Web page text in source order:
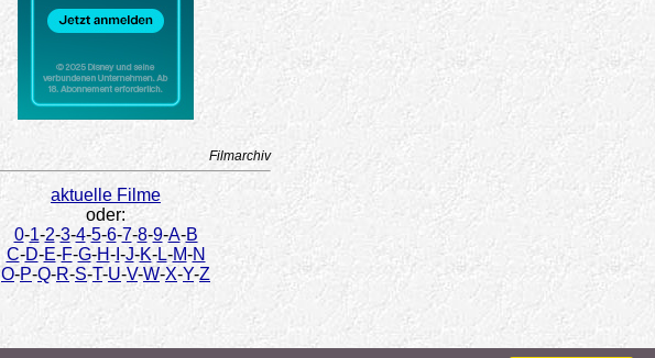
Filmarchiv
aktuelle Filme
oder:
0-1-2-3-4-5-6-7-8-9-A-B
C-D-E-F-G-H-I -J-K-L-M-N
O-P-Q-R-S-T-U-V-W-X-Y-Z